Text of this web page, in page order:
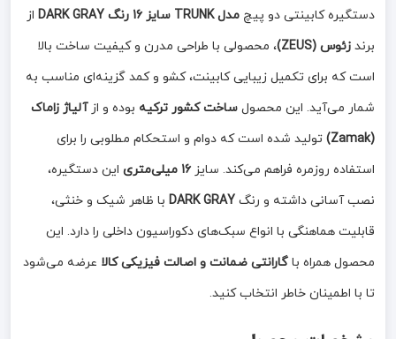
دستگیره کابینتی دو پیچ مدل TRUNK سایز 16 رنگ DARK GRAY
از
برند زئوس (ZEUS)
، محصولی با طراحی مدرن و کیفیت ساخت بالا
است که برای تکمیل زیبایی کابینت، کشو و کمد گزینه‌ای مناسب به
شمار می‌آید. این محصول ساخت کشور ترکیه بوده و ازآلیاژ زاماک
(Zamak)
تولید شده است که دوام و استحکام مطلوبی را برای
استفاده روزمره فراهم می‌کند. سایز 16 میلی‌متری
این دستگیره،
نصب آسانی داشته و رنگ DARK GRAY با ظاهر شیک و خنثی،
قابلیت هماهنگی با انواع سبک‌های دکوراسیون داخلی را دارد. این
محصول همراه با گارانتی ضمانت و اصالت فیزیکی کالا عرضه می‌شود
تا با اطمینان خاطر انتخاب کنید.